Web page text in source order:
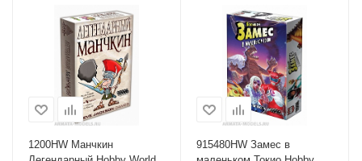
1200HW Манчкин
915480HW Замес в